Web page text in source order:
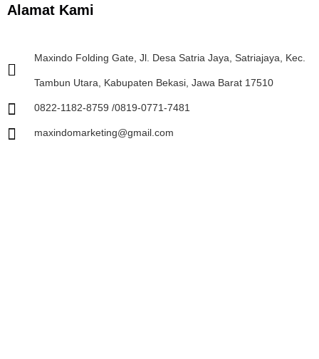
Alamat Kami
Maxindo Folding Gate, Jl. Desa Satria Jaya, Satriajaya, Kec.
Tambun Utara, Kabupaten Bekasi, Jawa Barat 17510
0822-1182-8759 /0819-0771-7481
maxindomarketing@gmail.com